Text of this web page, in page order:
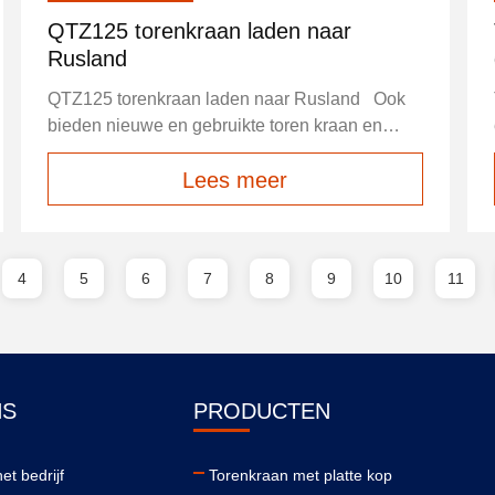
QTZ125 torenkraan laden naar
Rusland
QTZ125 torenkraan laden naar Rusland Ook
bieden nieuwe en gebruikte toren kraan en
andere reserveonderdelen, indien nodig, laat
Lees meer
4 5 6 7 8 9 10 11
bedrijf
PRODUCTEN
Torenkraan met platte kop